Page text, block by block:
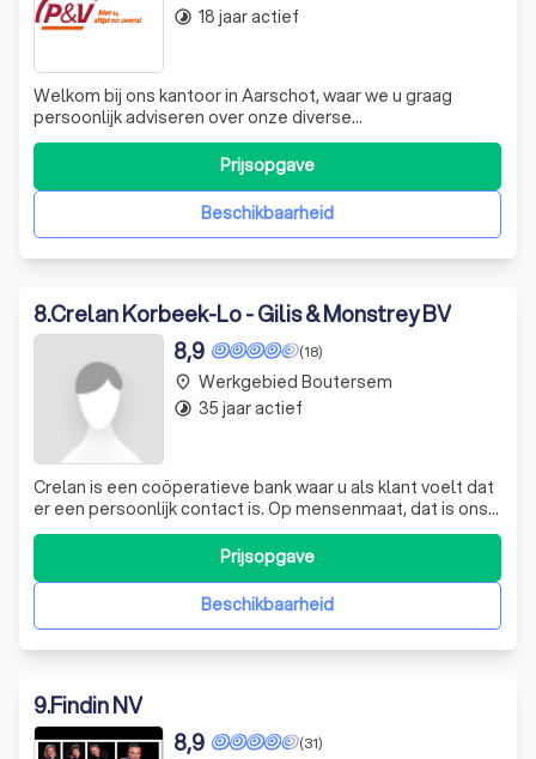
Welkom bij ons kantoor in Aarschot, waar we u graag
persoonlijk adviseren over onze diverse
verzekeringsproducten. Of u nu een autoverzekering,
brandverzekering, aansprakelijkheidsverzekering,
pensioensparen of levensverzekering nodig heeft, wij
staan klaar om u te helpen. Bij een schadegeval kunt u
Beschikbaarheid
Prijsopgave
timelapse 18 jaar actief
8.Crelan Korbeek-Lo - Gilis & Monstrey BV
(18)
8,9
Crelan is een coöperatieve bank waar u als klant voelt dat
er een persoonlijk contact is. Op mensenmaat, dat is ons
handelsmerk en dat uit zich elke dag in de
vertrouwensrelatie die de bank heeft met haar klanten.
Beschikbaarheid
Prijsopgave
place Werkgebied Boutersem
timelapse 35 jaar actief
9.Findin NV
(31)
8,9